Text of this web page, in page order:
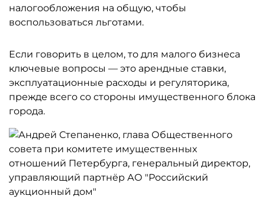
налогообложения на общую, чтобы
воспользоваться льготами.
Если говорить в целом, то для малого бизнеса
ключевые вопросы — это арендные ставки,
эксплуатационные расходы и регуляторика,
прежде всего со стороны имущественного блока
города.